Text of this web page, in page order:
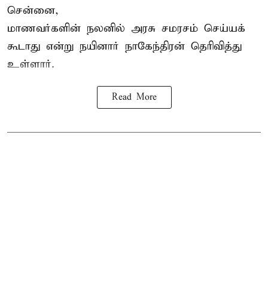
சென்னை,
மாணவர்களின் நலனில் அரசு சமரசம் செய்யக்
கூடாது என்று நயினார் நாகேந்திரன் தெரிவித்து
உள்ளார்.
Read More